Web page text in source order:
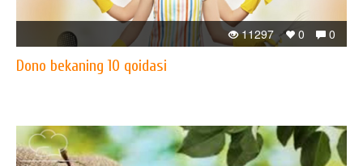
0
0
11297
Dono bekaning 10 qoidasi